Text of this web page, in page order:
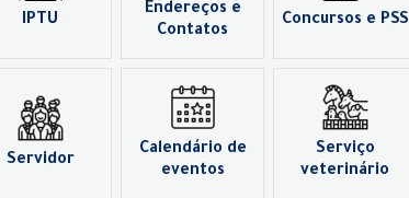
IPTU
Endereços e
Contatos
Concursos e PSS
Servidor
Calendário de
eventos
Serviço
veterinário